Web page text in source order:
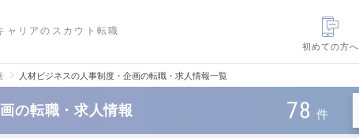
ャリアのスカウト転職
初めての方へ
人材ビジネスの人事制度・企画の転職・求人情報一覧
の転職・求人情報 78 件